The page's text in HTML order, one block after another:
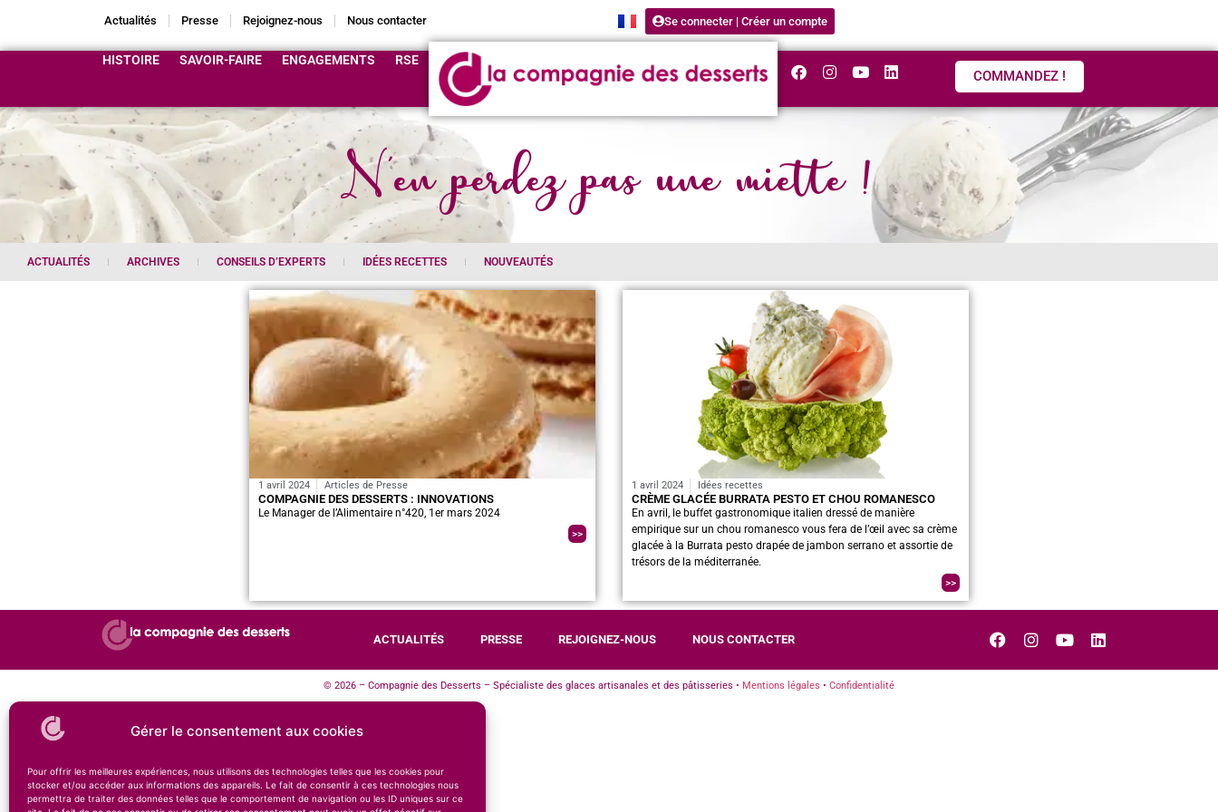
Gérer le consentement aux cookies
Pour offrir les meilleures expériences, nous utilisons des technologies telles que les cookies pour
stocker et/ou accéder aux informations des appareils. Le fait de consentir à ces technologies nous
permettra de traiter des données telles que le comportement de navigation ou les ID uniques sur ce
Actualités Presse Rejoignez-nous Nous contacter Se connecter | Créer un compte
HISTOIRE SAVOIR-FAIRE ENGAGEMENTS RSE
COMMANDEZ !
N'en perdez pas une miette !
ACTUALITÉS ARCHIVES CONSEILS D’EXPERTS IDÉES RECETTES NOUVEAUTÉS
1 avril 2024 Articles de Presse
COMPAGNIE DES DESSERTS : INNOVATIONS
Le Manager de l’Alimentaire n°420, 1er mars 2024
>>
1 avril 2024 Idées recettes
CRÈME GLACÉE BURRATA PESTO ET CHOU ROMANESCO
En avril, le buffet gastronomique italien dressé de manière
empirique sur un chou romanesco vous fera de l’œil avec sa crème
glacée à la Burrata pesto drapée de jambon serrano et assortie de
trésors de la méditerranée.
>>
ACTUALITÉS PRESSE REJOIGNEZ-NOUS NOUS CONTACTER
© 2026 – Compagnie des Desserts – Spécialiste des glaces artisanales et des pâtisseries • Mentions légales • Confidentialité